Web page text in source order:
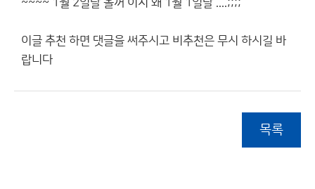
~~~~ 1월 2일날 올꺼 이지 왜 1월 1일날 ....;;;;
이글 추천 하면 댓글을 써주시고 비추천은 무시 하시길 바
랍니다
목록